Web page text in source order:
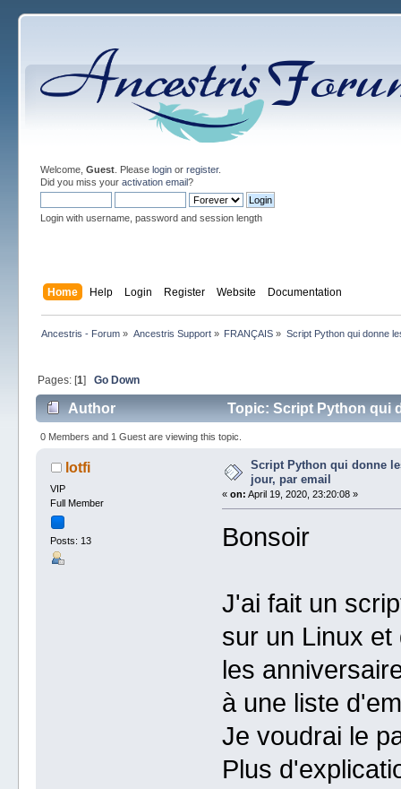
Welcome, Guest. Please loginor register.
Did you miss your activation email?
Login with username, password and session length
Home Help Login Register Website Documentation
Ancestris - Forum » Ancestris Support» FRANÇAIS » Script Python qui donne
Pages: [1] Go Down
Author
Topic: Script Python qui
times)
0 Members and 1 Guest are viewing this topic.
lotfi
VIP
Full Member
Posts: 13
Script Python qui donne
jour, par email
« on: April 19, 2020, 23:20:08 »
Bonsoir
J'ai fait un
sur un Linux
les
à une liste
Je voudrai le
Plus